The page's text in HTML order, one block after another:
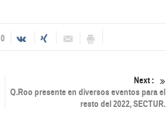
0
Next :
Q.Roo presente en diversos eventos para el
resto del 2022, SECTUR.